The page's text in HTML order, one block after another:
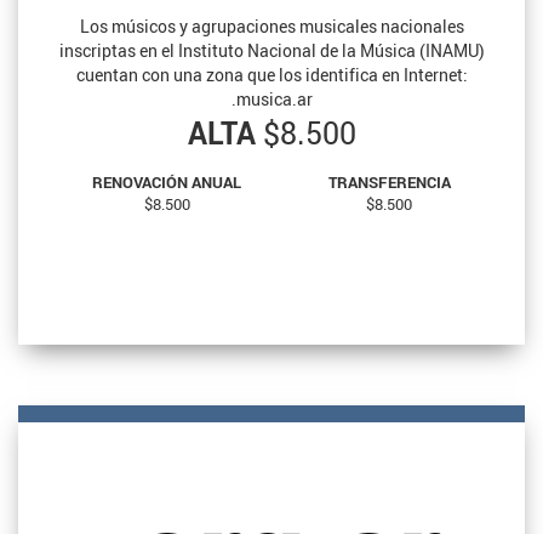
Los músicos y agrupaciones musicales nacionales
inscriptas en el Instituto Nacional de la Música (INAMU)
cuentan con una zona que los identifica en Internet:
.musica.ar
ALTA$8.500
RENOVACIÓN ANUAL
$8.500
TRANSFERENCIA
$8.500